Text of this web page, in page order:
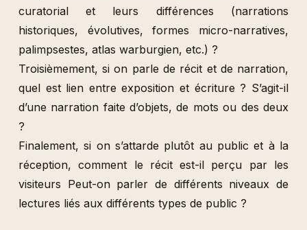
curatorial et leurs différences (narrations
historiques, évolutives, formes micro-narratives,
palimpsestes, atlas warburgien, etc.) ?
Troisièmement, si on parle de récit et de narration,
quel est lien entre exposition et écriture ? S’agit-il
d’une narration faite d’objets, de mots ou des deux
?
Finalement, si on s’attarde plutôt au public et à la
réception, comment le récit est-il perçu par les
visiteurs Peut-on parler de différents niveaux de
lectures liés aux différents types de public ?